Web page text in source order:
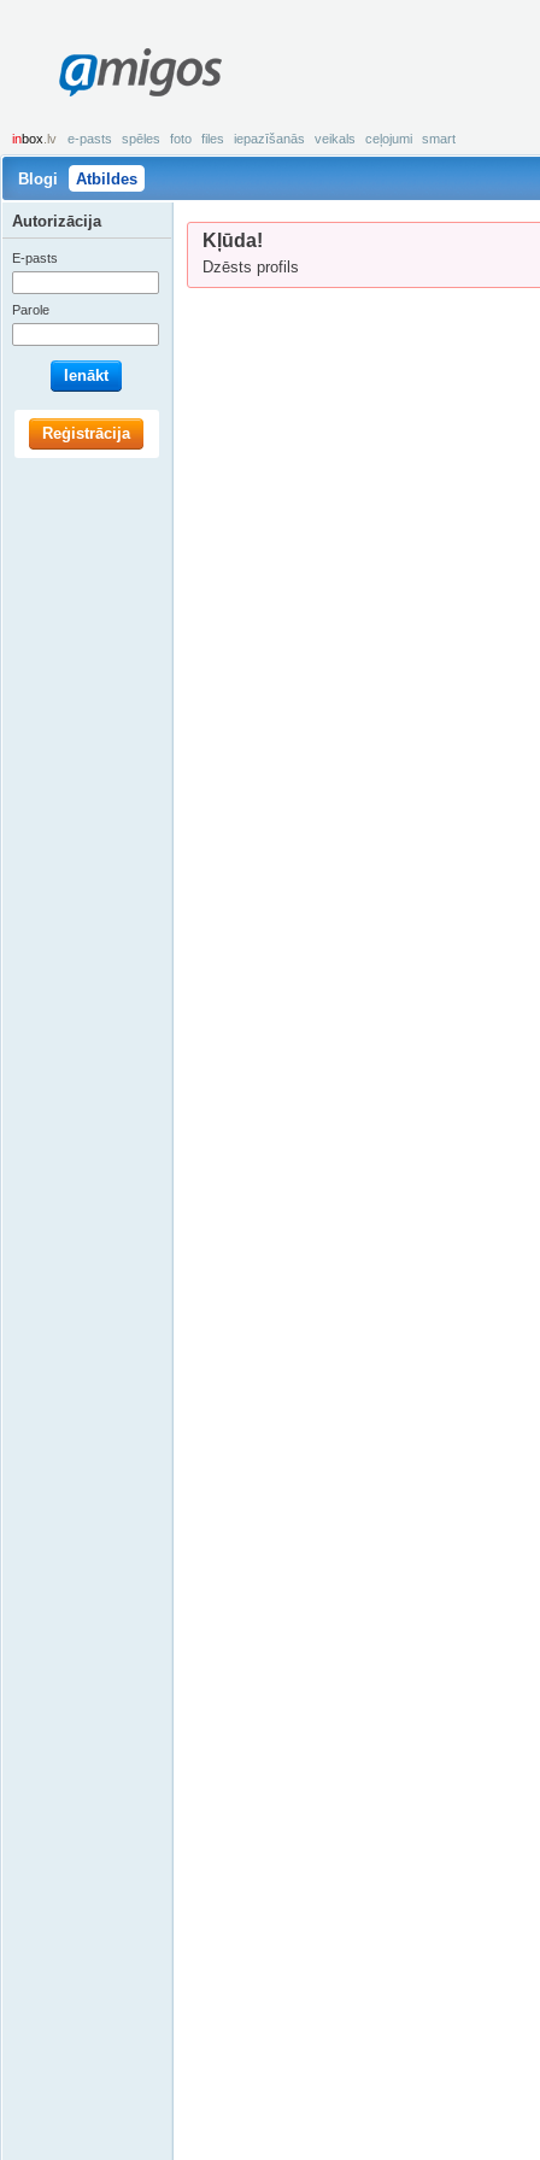
amigos
inbox .lv e-pasts spēles foto files iepazīšanās veikals ceļojumi smart
Blogi Atbildes
Kļūda!
Dzēsts profils
Autorizācija
E-pasts
Parole
Ienākt
Reģistrācija